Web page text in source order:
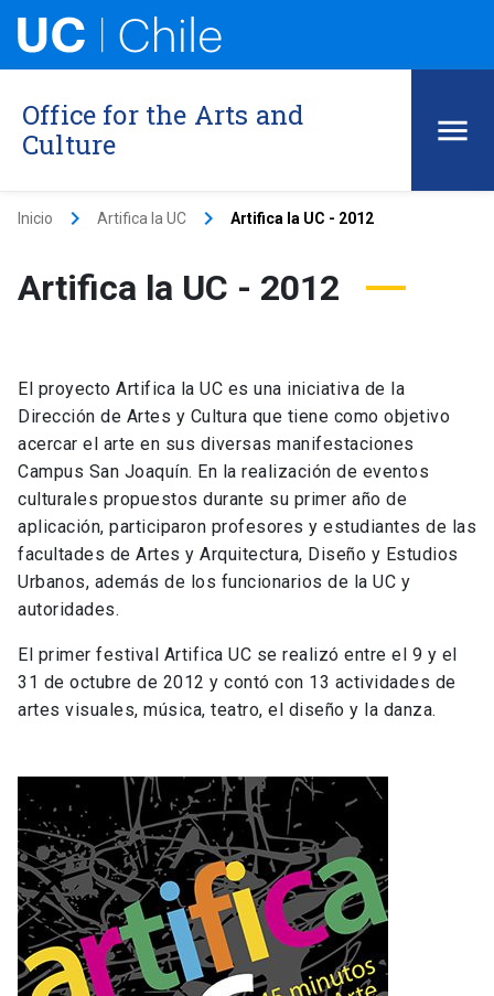
Office for the Arts and
Culture
Inicio keyboard_arrow_right Artifica la UC keyboard_arrow_right Artifica la UC - 2012
Artifica la UC - 2012
El proyecto Artifica la UC es una iniciativa de la
Dirección de Artes y Cultura que tiene como objetivo
acercar el arte en sus diversas manifestaciones
Campus San Joaquín. En la realización de eventos
culturales propuestos durante su primer año de
aplicación, participaron profesores y estudiantes de las
facultades de Artes y Arquitectura, Diseño y Estudios
Urbanos, además de los funcionarios de la UC y
autoridades.
El primer festival Artifica UC se realizó entre el 9 y el
31 de octubre de 2012 y contó con 13 actividades de
artes visuales, música, teatro, el diseño y la danza.